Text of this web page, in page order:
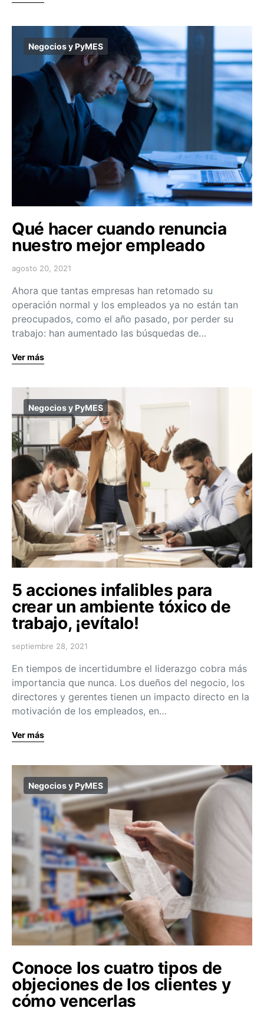
Negocios y PyMES
Qué hacer cuando renuncia
nuestro mejor empleado
agosto 20, 2021
Ahora que tantas empresas han retomado su
operación normal y los empleados ya no están tan
preocupados, como el año pasado, por perder su
trabajo: han aumentado las búsquedas de…
Ver más
Negocios y PyMES
5 acciones infalibles para
crear un ambiente tóxico de
trabajo, ¡evítalo!
septiembre 28, 2021
En tiempos de incertidumbre el liderazgo cobra más
importancia que nunca. Los dueños del negocio, los
directores y gerentes tienen un impacto directo en la
motivación de los empleados, en…
Ver más
Negocios y PyMES
Conoce los cuatro tipos de
objeciones de los clientes y
cómo vencerlas